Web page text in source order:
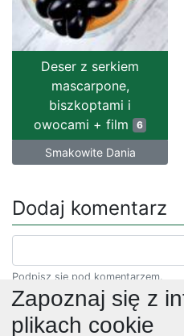
Deser z serkiem
mascarpone,
biszkoptami i
owocami + film
6
Smakowite Dania
Dodaj komentarz
Podpisz się pod komentarzem.
Zapoznaj się z
plikach cookie